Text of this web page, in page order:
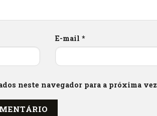
E-mail *
neste navegador para a próxima